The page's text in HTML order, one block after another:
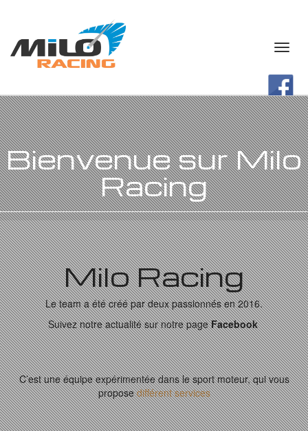
Bienvenue sur Milo
Racing
Milo Racing
Le team a été créé par deux passionnés en 2016.
Suivez notre actualité sur notre pageFacebook
C’est une équipe expérimentée dans le sport moteur, qui vous
proposedifférent services